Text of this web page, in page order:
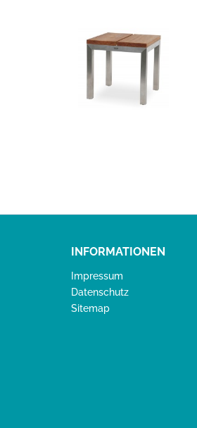
INFORMATIONEN
Impressum
Datenschutz
Sitemap